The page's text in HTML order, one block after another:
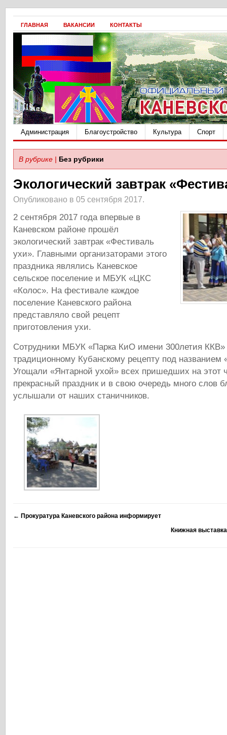
ГЛАВНАЯ ВАКАНСИИ КОНТАКТЫ
Администрация Благоустройство Культура Спорт
В рубрике | Без рубрики
Экологический завтрак
Опубликовано в 05 сентября 2017.
2 сентября 2017 года впервые в
Каневском районе прошёл
экологический завтрак «Фестиваль
ухи». Главными организаторами этого
праздника являлись Каневское
сельское поселение и МБУК «ЦКС
«Колос». На фестивале каждое
поселение Каневского района
представляло свой рецепт
приготовления ухи.
Сотрудники МБУК «Парка КиО имени 300летия ККВ»
традиционному Кубанскому рецепту под названием
Угощали «Янтарной ухой» всех пришедших на этот
прекрасный праздник и в свою очередь много слов
услышали от наших станичников.
← Прокуратура Каневского района информирует
Книжная